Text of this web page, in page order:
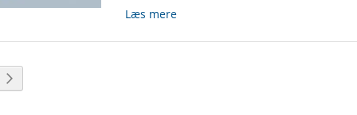
Læs mere
side